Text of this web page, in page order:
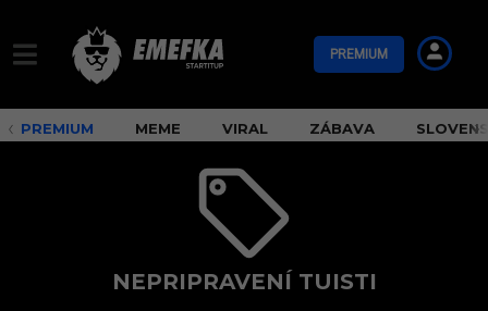
PREMIUM
PREMIUM MEME VIRAL ZÁBAVA
NEPRIPRAVENÍ TUISTI